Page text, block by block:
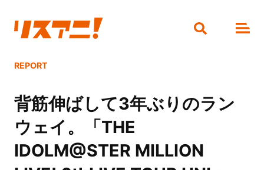
REPORT
背筋伸ばして3年ぶりのラン
ウェイ。「THE
IDOLM@STER MILLION